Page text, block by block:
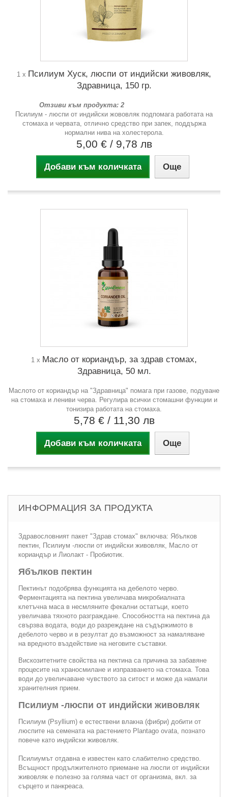
1 x Псилиум Хуск, люспи от индийски живовляк,
Здравница, 150 гр.
Отзиви към продукта: 2
Псилиум - люспи от индийски жововляк подпомага работата на
стомаха и червата, отлично средство при запек, поддържа
нормални нива на холестерола.
5,00 € / 9,78 лв
Добави към количката Още
1 x Масло от кориандър, за здрав стомах,
Здравница, 50 мл.
Маслото от кориандър на "Здравница" помага при газове, подуване
на стомаха и лениви черва. Регулира всички стомашни функции и
тонизира работата на стомаха.
5,78 € / 11,30 лв
Добави към количката Още
ИНФОРМАЦИЯ ЗА ПРОДУКТА
Здравословният пакет "Здрав стомах" включва: Ябълков
пектин, Псилиум -люспи от индийски живовляк, Масло от
кориандър и Лиолакт - Пробиотик.
Ябълков пектин
Пектинът подобрява функцията на дебелото черво.
Ферментацията на пектина увеличава микробиалната
клетъчна маса в несмляните фекални остатъци, което
увеличава тяхното разграждане. Способността на пектина да
свързва водата, води до разреждане на съдържимото в
дебелото черво и в резултат до възможност за намаляване
на вредното въздействие на неговите съставки.
Вискозитетните свойства на пектина са причина за забавяне
процесите на храносмилане и изпразването на стомаха. Това
води до увеличаване чувството за ситост и може да намали
хранителния прием.
Псилиум -люспи от индийски живовляк
Псилиум (Psyllium) е естествени влакна (фибри) добити от
люспите на семената на растението Plantago ovata, познато
повече като индийски живовляк.
Псилиумът отдавна е известен като слабително средство.
Всъщност продължителното приемане на люспи от индийски
живовляк е полезно за голяма част от организма, вкл. за
сърцето и панкреаса.